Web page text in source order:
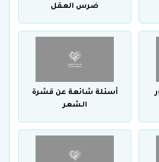
ضرس العقل
أسئلة شائعة عن قشرة
الشعر